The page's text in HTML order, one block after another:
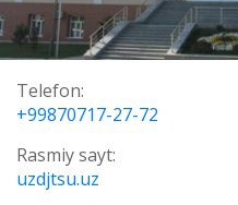
Telefon:
+99870717-27-72
Rasmiy sayt:
uzdjtsu.uz